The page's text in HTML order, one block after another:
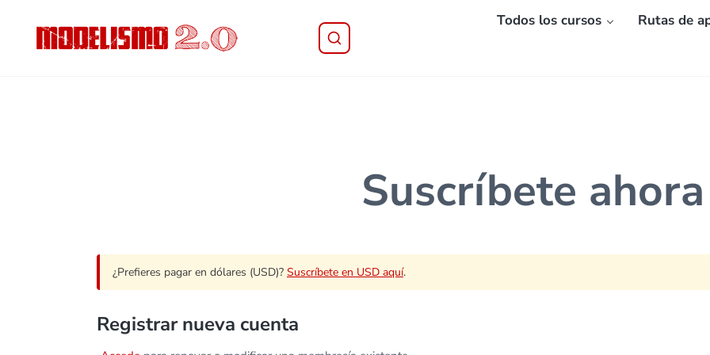
Todos los cursos Rutas de
Suscríbete ahora
¿Prefieres pagar en dólares (USD)? Suscríbete en USD aquí.
Registrar nueva cuenta